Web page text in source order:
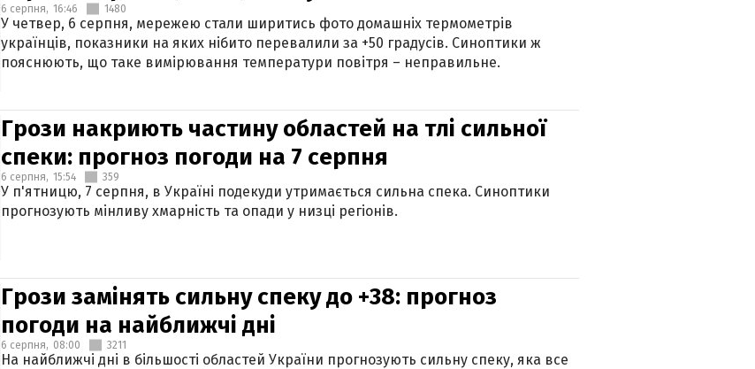
6 серпня, 16:46 1480
У четвер, 6 серпня, мережею стали ширитись фото домашніх термометрів
українців, показники на яких нібито перевалили за +50 градусів. Синоптики ж
пояснюють, що таке вимірювання температури повітря – неправильне.
Грози накриють частину областей на тлі сильної
спеки: прогноз погоди на 7 серпня
6 серпня, 15:54 359
У п'ятницю, 7 серпня, в Україні подекуди утримається сильна спека. Синоптики
прогнозують мінливу хмарність та опади у низці регіонів.
Грози замінять сильну спеку до +38: прогноз
погоди на найближчі дні
6 серпня, 08:00 3211
На найближчі дні в більшості областей України прогнозують сильну спеку, яка все